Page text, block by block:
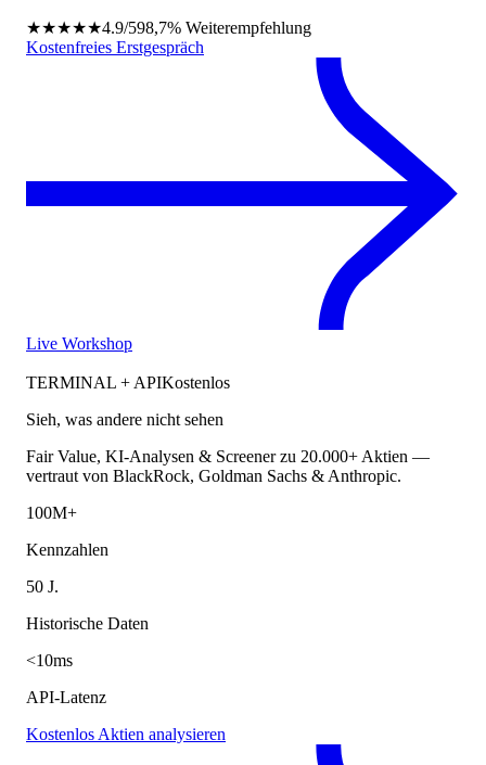
★★★★★4.9/598,7% Weiterempfehlung
Kostenfreies Erstgespräch
Live Workshop
TERMINAL + APIKostenlos
Sieh, was andere nicht sehen
Fair Value, KI-Analysen & Screener zu 20.000+ Aktien —
vertraut von BlackRock, Goldman Sachs & Anthropic.
100M+
Kennzahlen
50 J.
Historische Daten
<10ms
API-Latenz
Kostenlos Aktien analysieren